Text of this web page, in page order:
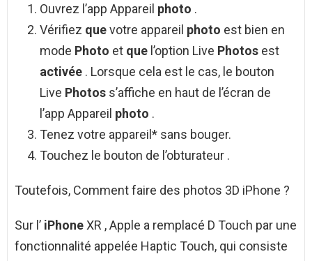
Ouvrez l’app Appareil photo .
Vérifiez quevotre appareil photo est bien en
mode Photo et que l’option Live Photos est
activée . Lorsque cela est le cas, le bouton
Live Photos s’affiche en haut de l’écran de
l’app Appareil photo .
Tenez votre appareil* sans bouger.
Touchez le bouton de l’obturateur .
Toutefois, Comment faire des photos 3D iPhone ?
Sur l’ iPhoneXR , Apple a remplacé D Touch par une
fonctionnalité appelée Haptic Touch, qui consiste